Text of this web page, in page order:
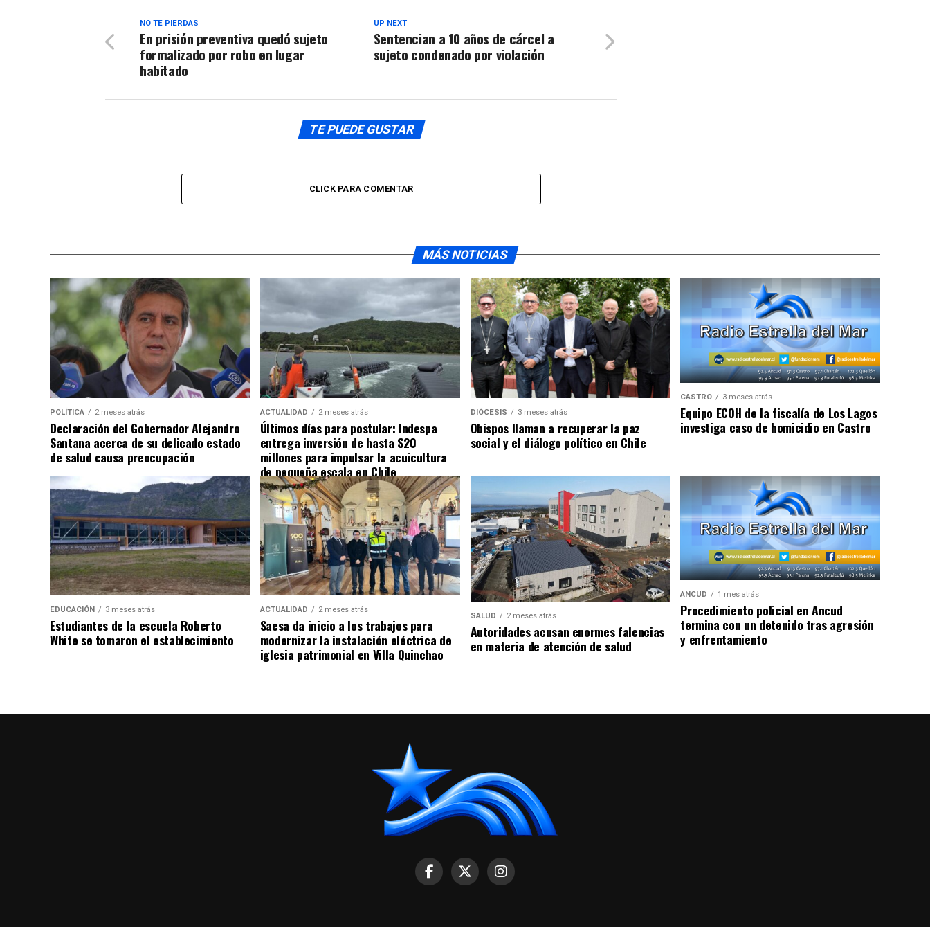
UP NEXT
Sentencian a 10 años de cárcel a
sujeto condenado por violación
NO TE PIERDAS
En prisión preventiva quedó sujeto
formalizado por robo en lugar
habitado
TE PUEDE GUSTAR
CLICK PARA COMENTAR
MÁS NOTICIAS
POLÍTICA 2 meses atrás
Declaración del Gobernador Alejandro
Santana acerca de su delicado estado
de salud causa preocupación
ACTUALIDAD 2 meses atrás
Últimos días para postular: Indespa
entrega inversión de hasta $20
millones para impulsar la acuicultura
de pequeña escala en Chile
DIÓCESIS 3 meses atrás
Obispos llaman a recuperar la paz
social y el diálogo político en Chile
CASTRO 3 meses atrás
Equipo ECOH de la fiscalía de Los Lagos
investiga caso de homicidio en Castro
EDUCACIÓN 3 meses atrás
Estudiantes de la escuela Roberto
White se tomaron el establecimiento
ACTUALIDAD 2 meses atrás
Saesa da inicio a los trabajos para
modernizar la instalación eléctrica de
iglesia patrimonial en Villa Quinchao
SALUD 2 meses atrás
Autoridades acusan enormes falencias
en materia de atención de salud
ANCUD 1 mes atrás
Procedimiento policial en Ancud
termina con un detenido tras agresión
y enfrentamiento